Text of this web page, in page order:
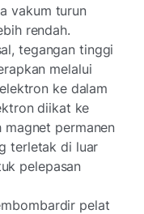
vakum turun
rendah.
tegangan tinggi
melalui
ke dalam
diikat ke
permanen
terletak di luar
pelepasan
pelat